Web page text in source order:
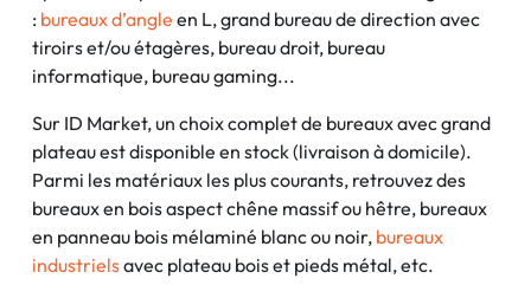
: bureaux d’angle en L, grand bureau de direction avec
tiroirs et/ou étagères, bureau droit, bureau
informatique, bureau gaming...
Sur ID Market, un choix complet de bureaux avec grand
plateau est disponible en stock (livraison à domicile).
Parmi les matériaux les plus courants, retrouvez des
bureaux en bois aspect chêne massif ou hêtre, bureaux
en panneau bois mélaminé blanc ou noir, bureaux
industrielsavec plateau bois et pieds métal, etc.